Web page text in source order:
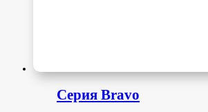
Серия Bravo